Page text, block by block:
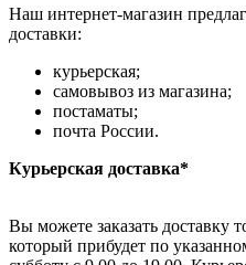
Наш интернет-магазин
доставки:
курьерская;
самовывоз из магазина;
постаматы;
почта России.
Курьерская доставка*
Вы можете заказать доставку
который прибудет по